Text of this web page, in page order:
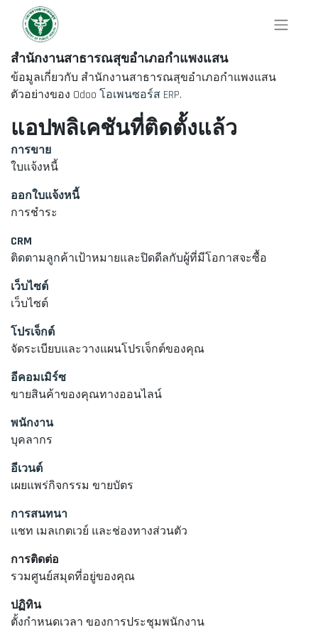
สำนักงานสาธารณสุขอำเภอกำแพงแสน
ข้อมูลเกี่ยวกับ สำนักงานสาธารณสุขอำเภอกำแพงแสน
ตัวอย่างของ Odoo โอเพนซอร์ส ERP.
แอปพลิเคชันที่ติดตั้งแล้ว
การขาย
ใบแจ้งหนี้
ออกใบแจ้งหนี้
การชำระ
CRM
ติดตามลูกค้าเป้าหมายและปิดดีลกับผู้ที่มีโอกาสจะซื้อ
เว็บไซต์
เว็บไซต์
โปรเจ็กต์
จัดระเบียบและวางแผนโปรเจ็กต์ของคุณ
อีคอมเมิร์ซ
ขายสินค้าของคุณทางออนไลน์
พนักงาน
บุคลากร
อีเวนต์
เผยแพร่กิจกรรม ขายบัตร
การสนทนา
แชท เมลเกตเวย์ และช่องทางส่วนตัว
การติดต่อ
รวมศูนย์สมุดที่อยู่ของคุณ
ปฏิทิน
ตั้งกำหนดเวลา ของการประชุมพนักงาน